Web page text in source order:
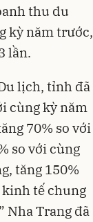
thu du
kỳ năm trước,
lần.
lịch, tỉnh đã
cùng kỳ năm
70% so với
so với cùng
tăng 150%
kinh tế chung
Nha Trang đã